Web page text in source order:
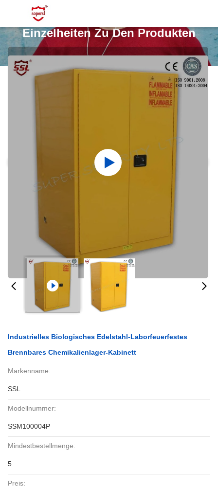
Einzelheiten Zu Den Produkten
Industrielles Biologisches Edelstahl-Laborfeuerfestes
Brennbares Chemikalienlager-Kabinett
Markenname:
SSL
Modellnummer:
SSM100004P
Mindestbestellmenge:
5
Preis: